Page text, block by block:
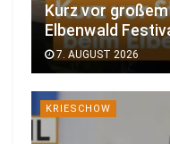
Kurz vor
Elbenwald
7. AUGUST 2026
KRIESCHOW